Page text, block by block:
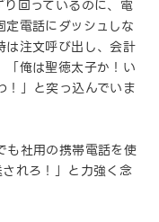
回っているのに、電
電話にダッシュしな
は注文呼び出し、会計
俺は聖徳太子か！い
！」と突っ込んでいま
も社用の携帯電話を使
れろ！」と力強く念